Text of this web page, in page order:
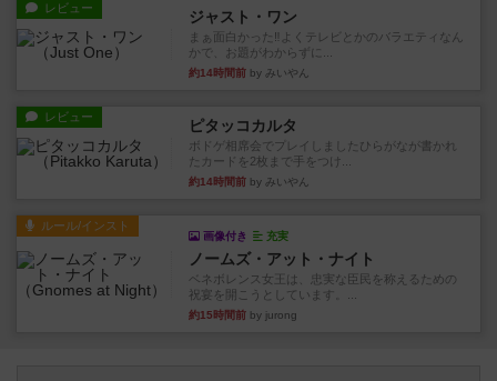
レビュー ジャスト・ワン
まぁ面白かった‼️よくテレビとかのバラエティなん
かで、お題がわからずに...
約14時間前 by みいやん
レビュー ピタッコカルタ
ボドゲ相席会でプレイしましたひらがなが書かれ
たカードを2枚まで手をつけ...
約14時間前 by みいやん
ルール/インスト
画像付き 充実
ノームズ・アット・ナイト
ベネボレンス女王は、忠実な臣民を称えるための
祝宴を開こうとしています。...
約15時間前 by jurong